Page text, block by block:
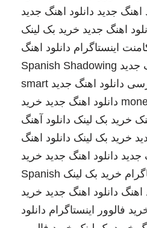
اهنگ جدید دانلود اهنگ جدید
اهنگ جدید خرید بک لینک
اینستاگرام دانلود اهنگ
جدید Spanish Shadowing
دانلود اهنگ جدید smart
دانلود اهنگ جدید خرید
خرید بک لینک دانلود آهنگ
خرید بک لینک دانلود اهنگ
جدید دانلود اهنگ جدید خرید
خرید بک لینک Spanish
اهنگ دانلود اهنگ جدید خرید
فالوور اینستاگرام دانلود